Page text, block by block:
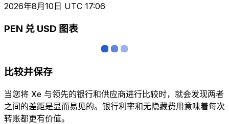
2026年8月10日 UTC 17:06
PEN 兑 USD 图表
比较并保存
当您将 Xe 与领先的银行和供应商进行比较时，就会发现两者
之间的差距是显而易见的。银行利率和无隐藏费用意味着每次
转账都更有价值。